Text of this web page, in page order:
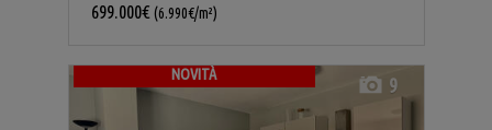
699.000€ (6.990€/m²)
NOVITÀ 9